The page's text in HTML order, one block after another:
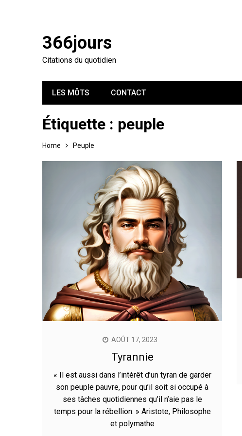
366jours
Citations du quotidien
LES MÔTS CONTACT
Étiquette : peuple
Home Peuple
AOÛT 17, 2023
Tyrannie
« Il est aussi dans l’intérêt d’un tyran de garder
son peuple pauvre, pour qu’il soit si occupé à
ses tâches quotidiennes qu’il n’aie pas le
temps pour la rébellion. » Aristote, Philosophe
et polymathe